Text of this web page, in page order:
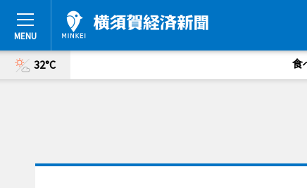
32°C 食